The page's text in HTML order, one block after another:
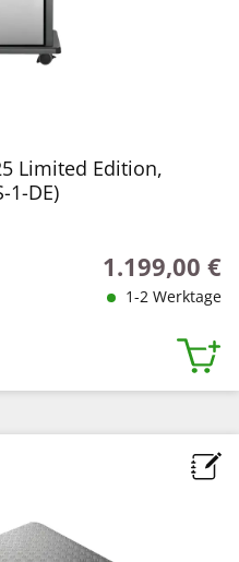
Limited Edition,
1-DE)
Regulärer
1.199,00 €
1-2 Werktage